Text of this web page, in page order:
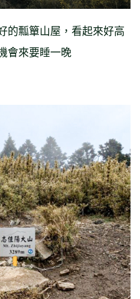
的瓢簞山屋，看起來好高
會來要睡一晚